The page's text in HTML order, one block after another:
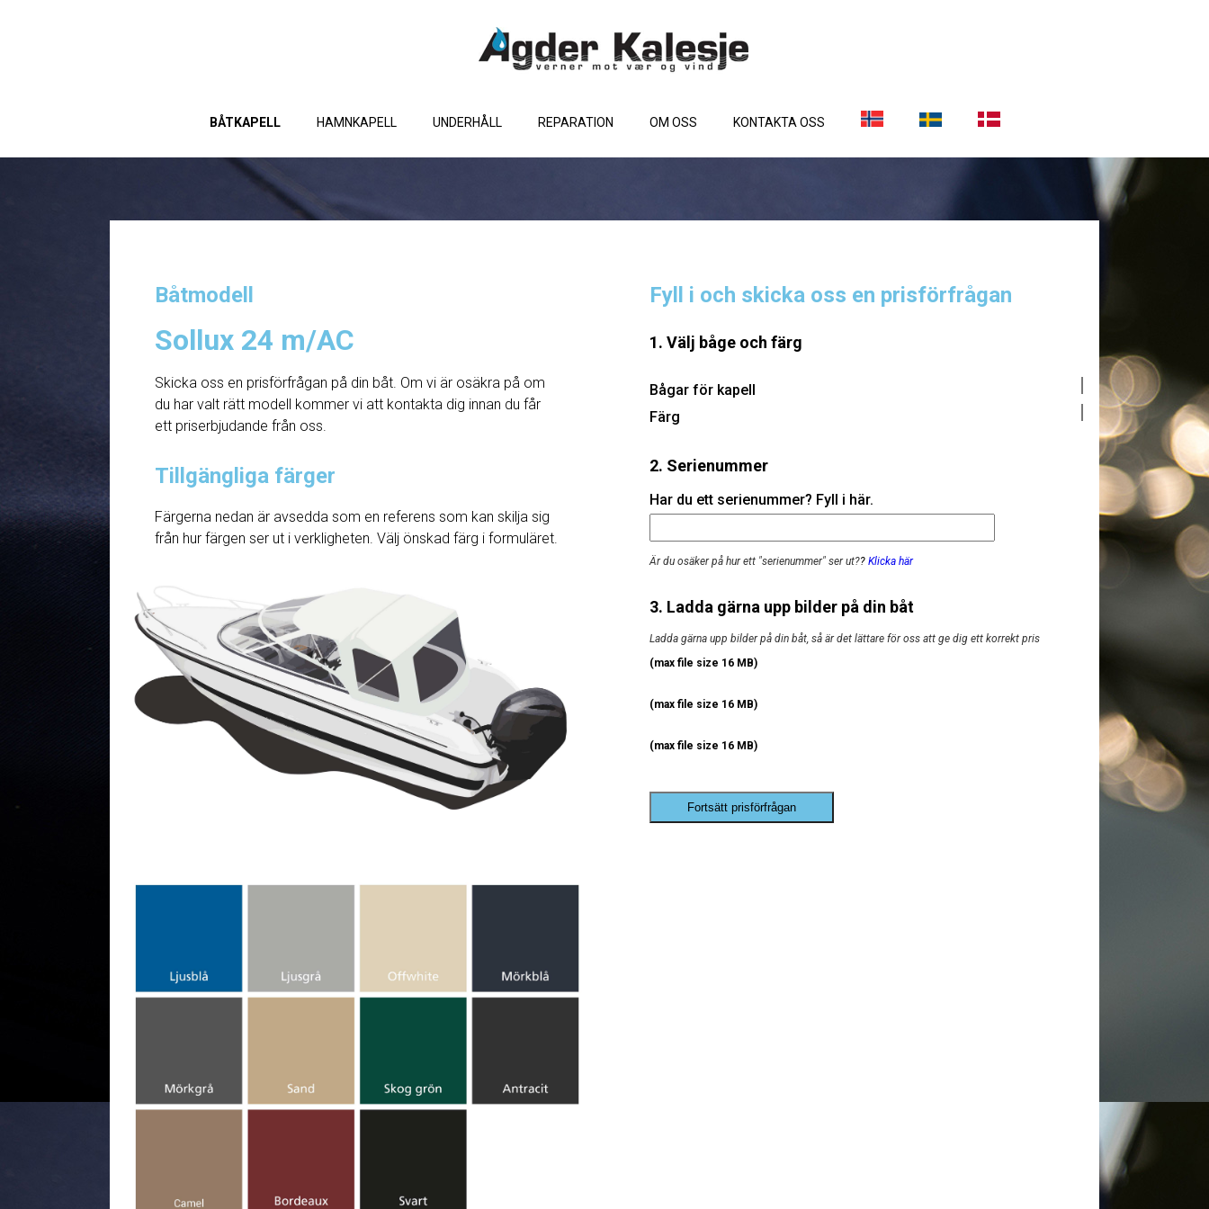
BÅTKAPELL HAMNKAPELL UNDERHÅLL REPARATION OM OSS KONTAKTA OSS
Båtmodell
Sollux 24 m/AC
Skicka oss en prisförfrågan på din båt. Om vi ​​är osäkra på om
du har valt rätt modell kommer vi att kontakta dig innan du får
ett priserbjudande från oss.
Tillgängliga färger
Färgerna nedan är avsedda som en referens som kan skilja sig
från hur färgen ser ut i verkligheten. Välj önskad färg i formuläret.
Fyll i och skicka oss en prisförfrågan
1. Välj båge och färg
Bågar för kapell
Färg
2. Serienummer
Har du ett serienummer? Fyll i här.
Är du osäker på hur ett "serienummer" ser ut?? Klicka här
3. Ladda gärna upp bilder på din båt
Ladda gärna upp bilder på din båt, så är det lättare för oss att ge dig ett korrekt pris
(max file size 16 MB)
(max file size 16 MB)
(max file size 16 MB)
Fortsätt prisförfrågan